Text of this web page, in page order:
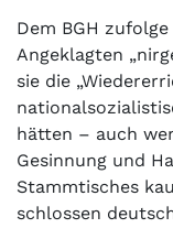
Dem BGH
Angeklagten
sie die
hätten – auch
Gesinnung und
Stammtisches
schlossen